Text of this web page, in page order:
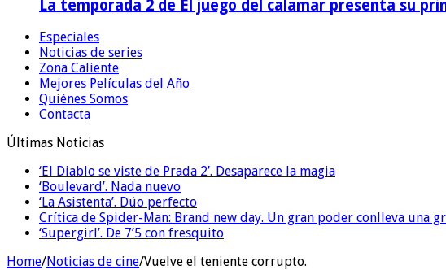
La temporada 2 de El juego del calamar presenta su
Especiales
Noticias de series
Zona Caliente
Mejores Películas del Año
Quiénes Somos
Contacta
Últimas Noticias
‘El Diablo se viste de Prada 2’. Desaparece la magia
‘Boulevard’. Nada nuevo
‘La Asistenta’. Dúo perfecto
Crítica de Spider-Man: Brand new day. Un gran poder conlleva una
‘Supergirl’. De 7’5 con fresquito
Home/Noticias de cine/Vuelve el teniente corrupto.